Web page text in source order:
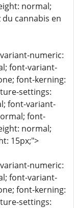
normal;
cannabis en
numeric:
font-variant-
font-kerning:
settings:
font-variant-
font-
normal;
15px;">
numeric:
font-variant-
font-kerning:
settings: